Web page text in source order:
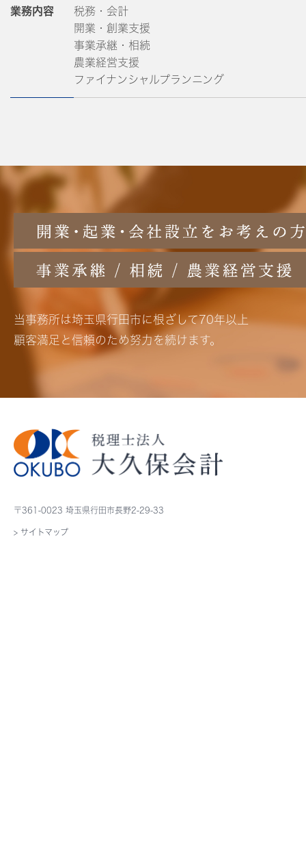
業務内容
税務・会計
開業・創業支援
事業承継・相続
農業経営支援
ファイナンシャルプランニング
当事務所は埼玉県行田市に根ざして70年以上
顧客満足と信頼のため努力を続けます。
〒361-0023 埼玉県行田市長野2-29-33
> サイトマップ